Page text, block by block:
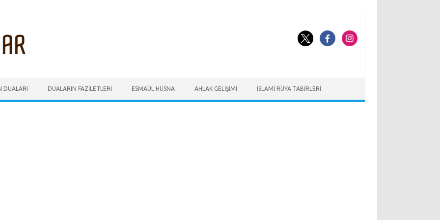
DUALARI DUALARIN FAZILETLERI ESMAÜL HÜSNA AHLAK GELIŞIMI İSLAMI RÜYA TABIRLERI